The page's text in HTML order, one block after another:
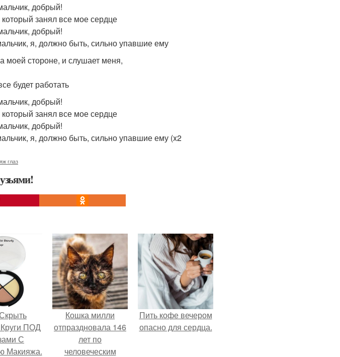
добрый!
занял все мое сердце
добрый!
я, должно быть, сильно упавшие ему
моей стороне, и слушает меня,
будет работать
добрый!
занял все мое сердце
добрый!
я, должно быть, сильно упавшие ему (x2
глаз
ПОД
С
Макияжа.
Кошка милли
отпраздновала 146
лет по
человеческим
Пить кофе вечером
опасно для сердца.